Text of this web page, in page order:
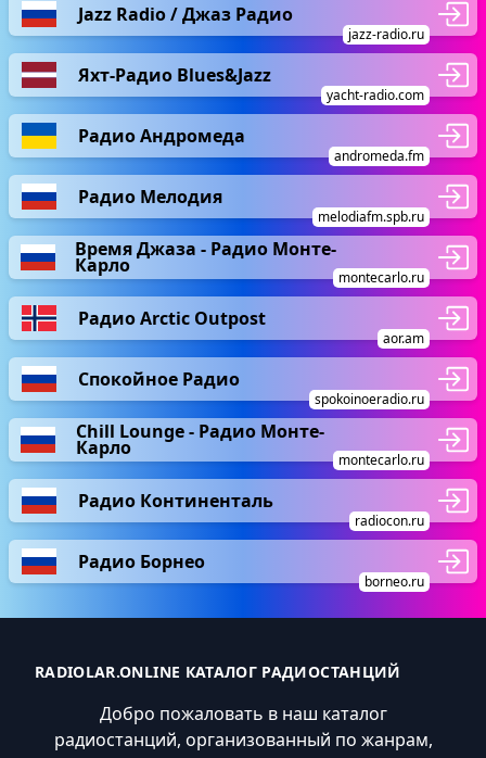
Jazz Radio / Джаз Радио
jazz-radio.ru
Яхт-Радио Blues&Jazz
yacht-radio.com
Радио Андромеда
andromeda.fm
Радио Мелодия
melodiafm.spb.ru
Время Джаза - Радио Монте-
Карло
montecarlo.ru
Радио Arctic Outpost
aor.am
Спокойное Радио
spokoinoeradio.ru
Chill Lounge - Радио Монте-
Карло
montecarlo.ru
Радио Континенталь
radiocon.ru
Радио Борнео
borneo.ru
RADIOLAR.ONLINE КАТАЛОГ РАДИОСТАНЦИЙ
Добро пожаловать в наш каталог
радиостанций, организованный по жанрам,